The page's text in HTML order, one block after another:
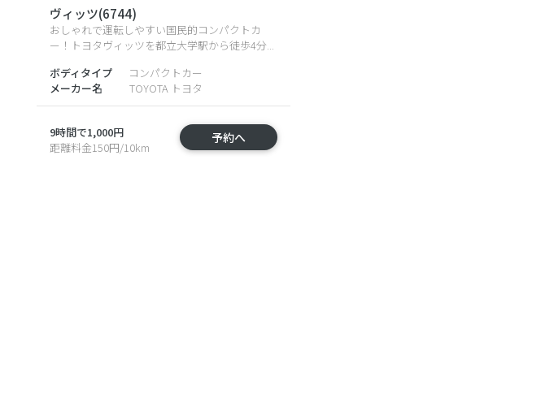
ヴィッツ(6744)
おしゃれで運転しやすい国民的コンパクトカ
ー！トヨタヴィッツを都立大学駅から徒歩4分...
ボディタイプ
メーカー名
コンパクトカー
TOYOTA トヨタ
9時間で1,000円
距離料金150円/10km
予約へ